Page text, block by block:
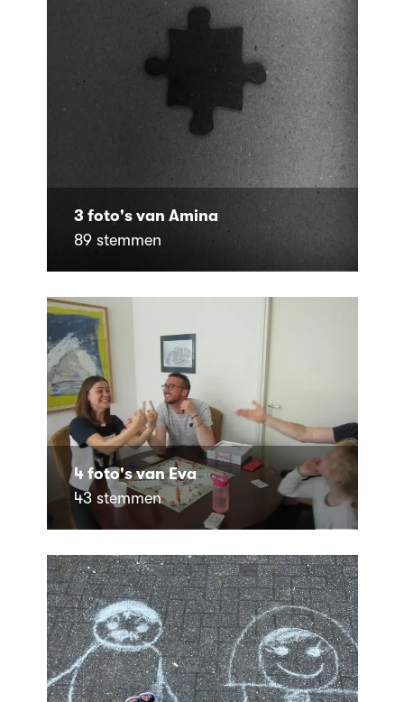
3 foto's van Amina
89 stemmen
4 foto's van Eva
43 stemmen